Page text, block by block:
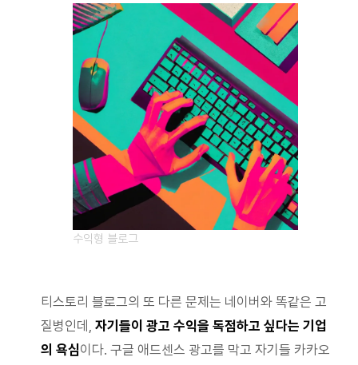
수익형 블로그
티스토리 블로그의 또 다른 문제는 네이버와 똑같은 고
질병인데, 자기들이 광고 수익을 독점하고 싶다는 기업
의 욕심이다. 구글 애드센스 광고를 막고 자기들 카카오